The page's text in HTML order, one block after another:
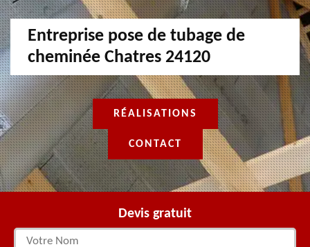
Entreprise pose de tubage de
cheminée Chatres 24120
RÉALISATIONS
CONTACT
Devis gratuit